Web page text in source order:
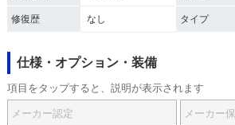
修復歴 なし タイプ
仕様・オプション・装備
項目をタップすると、説明が表示されます
メーカー認定 メーカー